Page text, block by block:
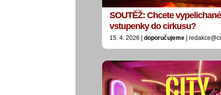
SOUTĚŽ: Chcete
vstupenky do cirkusu?
15. 4. 2026 | doporučujeme |